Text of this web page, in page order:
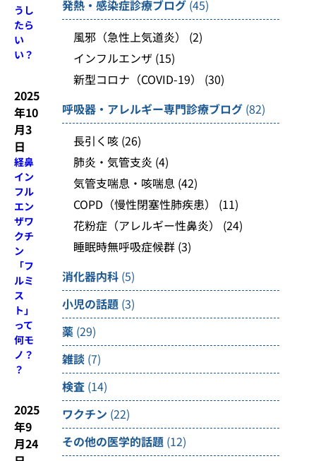
うし
たら
い
い？
2025
年10
月3
日
経鼻
イン
フル
エン
ザワ
クチ
ン
「フ
ルミ
ス
ト」
って
何モ
ノ？
？
2025
年9
月24
発熱・感染症診療ブログ (45)
風邪（急性上気道炎）
(2)
インフルエンザ (15)
新型コロナ（COVID-19）
(30)
呼吸器・アレルギー専門診療ブログ (82)
長引く咳 (26)
肺炎・気管支炎 (4)
気管支喘息・咳喘息 (42)
COPD（慢性閉塞性肺疾患）
(11)
花粉症（アレルギー性鼻炎）
(24)
睡眠時無呼吸症候群 (3)
消化器内科 (5)
小児の話題 (3)
薬 (29)
雑談 (7)
検査 (14)
ワクチン (22)
その他の医学的話題 (12)